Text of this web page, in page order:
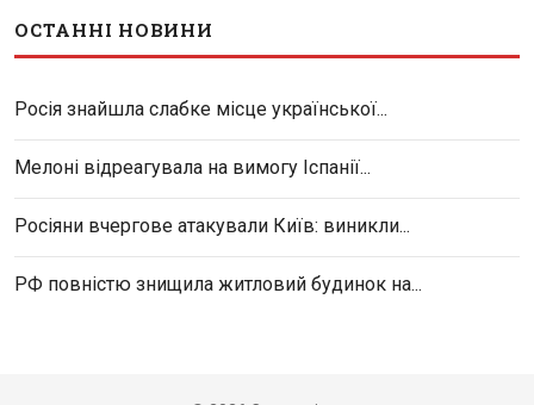
ОСТАННІ НОВИНИ
Росія знайшла слабке місце української...
Мелоні відреагувала на вимогу Іспанії...
Росіяни вчергове атакували Київ: виникли...
РФ повністю знищила житловий будинок на...